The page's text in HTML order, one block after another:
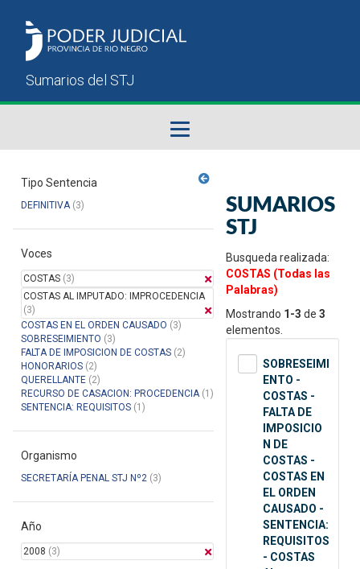
Sumarios del STJ
Manual del Usuario
Tipo Sentencia
DEFINITIVA(3)
Voces
COSTAS (3)
COSTAS AL IMPUTADO: IMPROCEDENCIA
(3)
COSTAS EN EL ORDEN CAUSADO (3)
SOBRESEIMIENTO (3)
FALTA DE IMPOSICION DE COSTAS (2)
HONORARIOS (2)
QUERELLANTE (2)
RECURSO DE CASACION: PROCEDENCIA(1)
SENTENCIA: REQUISITOS (1)
Organismo
SECRETARÍA PENAL STJ Nº2 (3)
Año
2008 (3)
SUMARIOS
STJ
Busqueda realizada:
COSTAS (Todas las
Palabras)
Mostrando 1-3 de 3
elementos.
SOBRESEIMI
ENTO -
COSTAS -
FALTA DE
IMPOSICIO
N DE
COSTAS -
COSTAS EN
EL ORDEN
CAUSADO -
SENTENCIA:
REQUISITOS
- COSTAS